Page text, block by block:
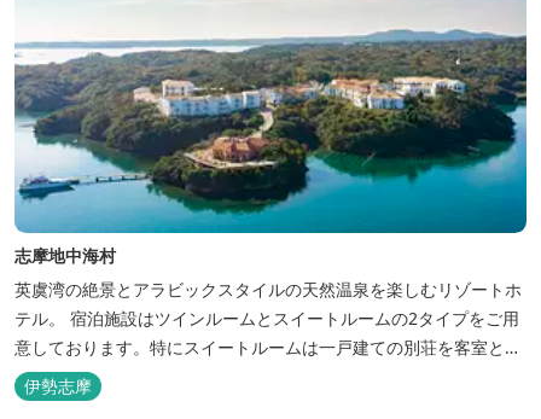
志摩地中海村
英虞湾の絶景とアラビックスタイルの天然温泉を楽しむリゾートホ
テル。 宿泊施設はツインルームとスイートルームの2タイプをご用
意しております。特にスイートルームは一戸建ての別荘を客室とし
てリニューアル♪120平米の驚きの広さとこだわりの調度品が自慢
です！ スペイン１ツ星レストランと提携したレストランでのお食事
伊勢志摩